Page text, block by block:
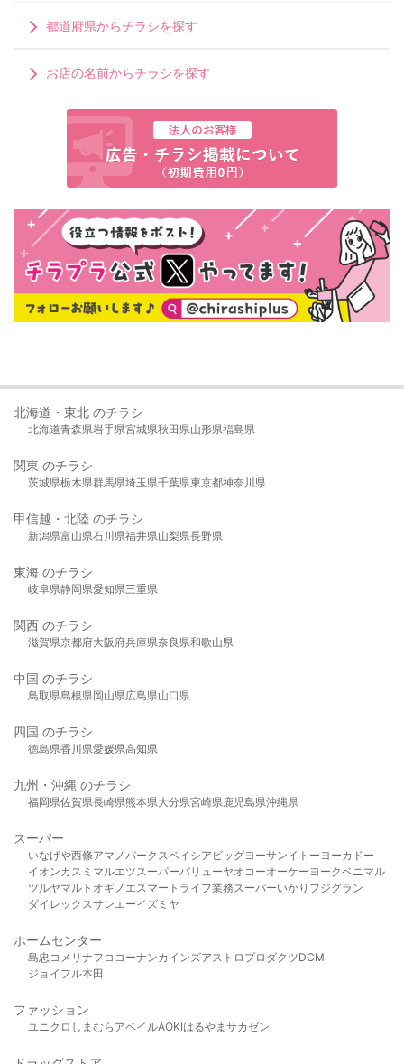
都道府県からチラシを探す
お店の名前からチラシを探す
北海道・東北 のチラシ
北海道青森県岩手県宮城県秋田県山形県福島県
関東 のチラシ
茨城県栃木県群馬県埼玉県千葉県東京都神奈川県
甲信越・北陸 のチラシ
新潟県富山県石川県福井県山梨県長野県
東海 のチラシ
岐阜県静岡県愛知県三重県
関西 のチラシ
滋賀県京都府大阪府兵庫県奈良県和歌山県
中国 のチラシ
鳥取県島根県岡山県広島県山口県
四国 のチラシ
徳島県香川県愛媛県高知県
九州・沖縄 のチラシ
福岡県佐賀県長崎県熊本県大分県宮崎県鹿児島県沖縄県
スーパー
いなげや西條アマノパークスベイシア ビッグヨーサンイトーヨーカドー
イオンカスミ マルエツスーパーバリューヤオコーオーケー ヨークベニマル
ツルヤマルト オギノ エスマート ライフ業務スーパーいかり フジグラン
ダイレックスサンエーイズミヤ
ホームセンター
島忠 コメリ ナフコ コーナンカインズアストロプロダクツDCM
ジョイフル本田
ファッション
ユニクロ しまむら アベイルAOKIはるやま サカゼン